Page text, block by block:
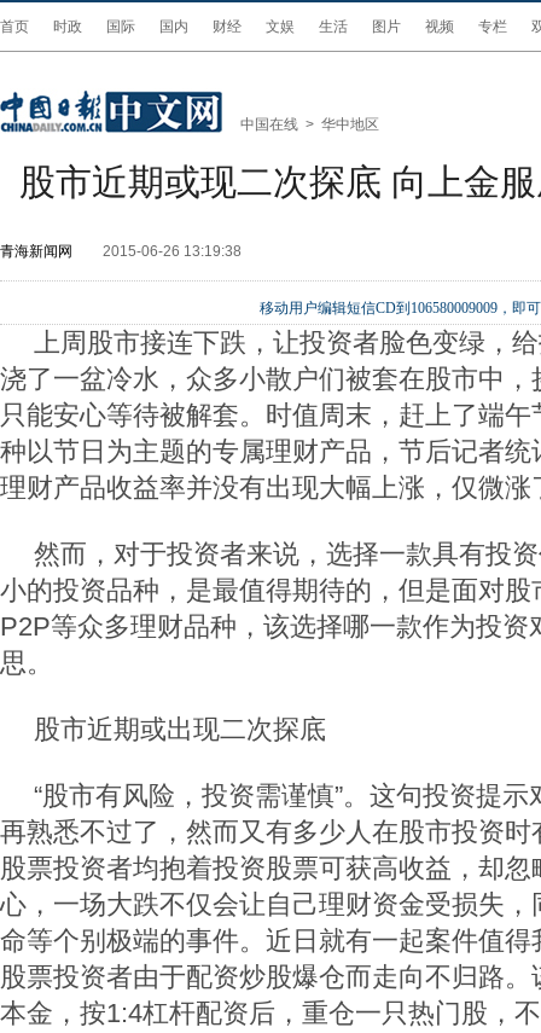
首页 时政 国际 国内 财经 文娱 生活 图片 视频 专栏
中国在线 > 华中地区
股市近期或现二次探底 向上金
青海新闻网 2015-06-26 13:19:38
移动用户编辑短信CD到106580009009，即
上周股市接连下跌，让投资者脸色变绿，
浇了一盆冷水，众多小散户们被套在股市中
只能安心等待被解套。时值周末，赶上了端
种以节日为主题的专属理财产品，节后记者
理财产品收益率并没有出现大幅上涨，仅微
然而，对于投资者来说，选择一款具有投
小的投资品种，是最值得期待的，但是面对
P2P等众多理财品种，该选择哪一款作为投资
思。
股市近期或出现二次探底
“股市有风险，投资需谨慎”。这句投资提
再熟悉不过了，然而又有多少人在股市投资
股票投资者均抱着投资股票可获高收益，却
心，一场大跌不仅会让自己理财资金受损失
命等个别极端的事件。近日就有一起案件值
股票投资者由于配资炒股爆仓而走向不归路
本金，按1:4杠杆配资后，重仓一只热门股，